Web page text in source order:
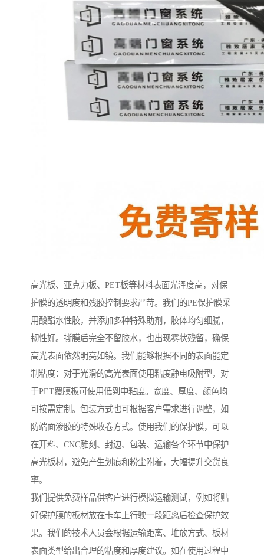
高光板、亚克力板、PET板等材料表面光泽度高，对保
护膜的透明度和残胶控制要求严苛。我们的PE保护膜采
用酸酯水性胶，并添加多种特殊助剂，胶体均匀细腻，
韧性好。撕膜后完全不留胶水，也出现雾状残留，确保
高光表面依然明亮如镜。我们能够根据不同的表面能定
制粘度：对于光滑的高光表面使用粘度静电吸附型，对
于PET覆膜板可使用低到中粘度。宽度、厚度、颜色均
可按需定制。包装方式也可根据客户需求进行调整，如
防端面渗胶的特殊收卷方式。使用我们的保护膜，可以
在开料、CNC雕刻、封边、包装、运输各个环节中保护
高光板材，避免产生划痕和粉尘附着，大幅提升交货良
率。
我们提供免费样品供客户进行模拟运输测试，例如将贴
好保护膜的板材放在卡车上行驶一段距离后检查保护效
果。我们的技术人员会根据运输距离、堆放方式、板材
表面类型给出合理的粘度和厚度建议。如在使用过程中